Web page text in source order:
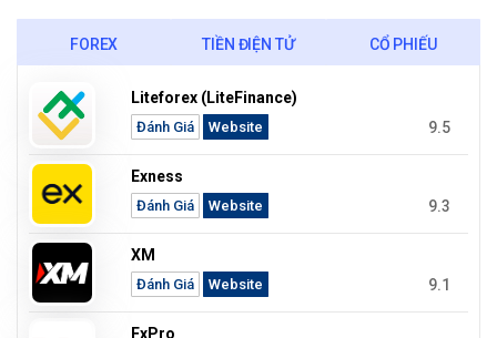
FOREX TIỀN ĐIỆN TỬ CỔ PHIẾU
Liteforex (LiteFinance)
Đánh Giá Website 9.5
Exness
Đánh Giá Website 9.3
XM
Đánh Giá Website 9.1
FxPro